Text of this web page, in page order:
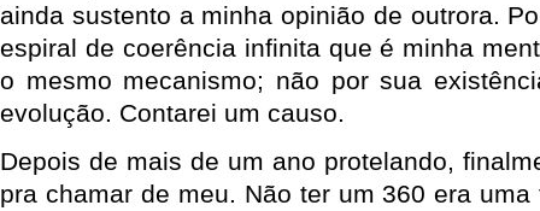
ainda sustento a minha opinião de outrora.
espiral de coerência infinita que é minha
o mesmo mecanismo; não por sua
evolução. Contarei um causo.
Depois de mais de um ano protelando,
pra chamar de meu. Não ter um 360 era